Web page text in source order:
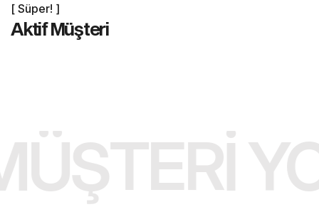
[ Süper! ]
Aktif Müşteri